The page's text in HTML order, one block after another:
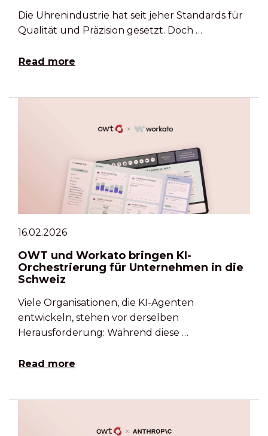
Die Uhrenindustrie hat seit jeher Standards für
Qualität und Präzision gesetzt. Doch …
Read more
16.02.2026
OWT und Workato bringen KI-
Orchestrierung für Unternehmen in die
Schweiz
Viele Organisationen, die KI-Agenten
entwickeln, stehen vor derselben
Herausforderung: Während diese …
Read more